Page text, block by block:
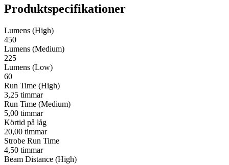
Produktspecifikationer
Lumens (High)
450
Lumens (Medium)
225
Lumens (Low)
60
Run Time (High)
3,25 timmar
Run Time (Medium)
5,00 timmar
Körtid på låg
20,00 timmar
Strobe Run Time
4,50 timmar
Beam Distance (High)